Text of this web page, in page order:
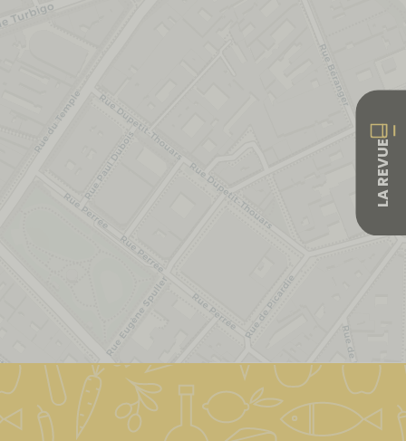
Leaflet|&copy; OpenStreetMap & Carto| ©OpenStreetMap
LA REVUE